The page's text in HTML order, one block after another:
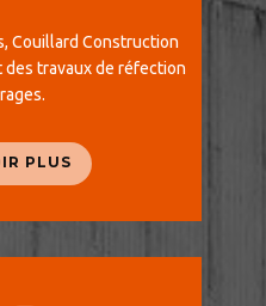
Couillard Construction
travaux de réfection
PLUS